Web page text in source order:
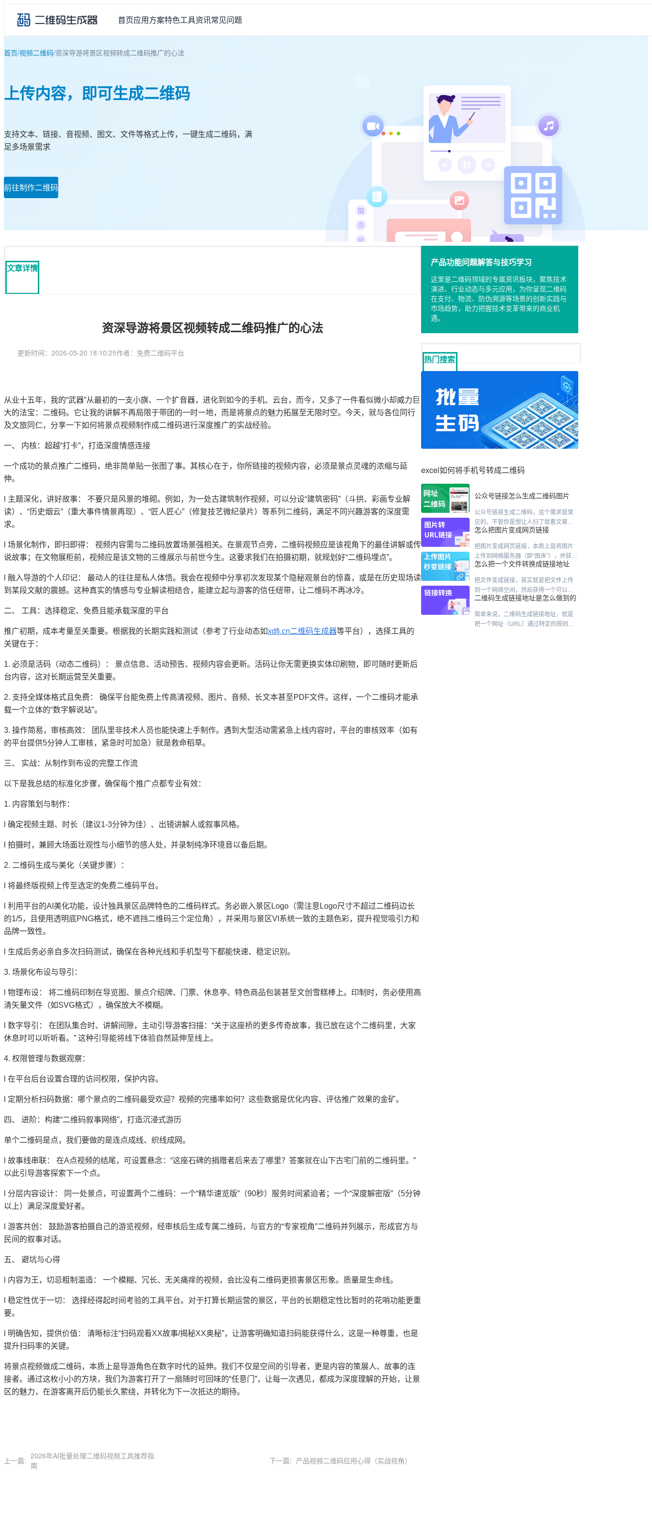
首页应用方案特色工具资讯常见问题
首页/视频二维码/资深导游将景区视频转成二维码推广的心法
上传内容，即可生成二维码
支持文本、链接、音视频、图文、文件等格式上传，一键生成二维码，满
足多场景需求
前往制作二维码
文章详情
资深导游将景区视频转成二维码推广的心法
更新时间：2026-05-20 18:10:25作者：免费二维码平台
从业十五年，我的“武器”从最初的一支小旗、一个扩音器，进化到如今的手机、云台，而今，又多了一件看似微小却威力巨
大的法宝：二维码。它让我的讲解不再局限于带团的一时一地，而是将景点的魅力拓展至无限时空。今天，就与各位同行
及文旅同仁，分享一下如何将景点视频制作成二维码进行深度推广的实战经验。
一、 内核：超越“打卡”，打造深度情感连接
一个成功的景点推广二维码，绝非简单贴一张图了事。其核心在于，你所链接的视频内容，必须是景点灵魂的浓缩与延
伸。
主题深化，讲好故事： 不要只是风景的堆砌。例如，为一处古建筑制作视频，可以分设“建筑密码”（斗拱、彩画专业解
读）、“历史烟云”（重大事件情景再现）、“匠人匠心”（修复技艺微纪录片）等系列二维码，满足不同兴趣游客的深度需
求。
场景化制作，即扫即得：
视频内容需与二维码放置场景强相关。在景观节点旁，二维码视频应是该视角下的最佳讲解或传
说故事；在文物展柜前，视频应是该文物的三维展示与前世今生。这要求我们在拍摄初期，就规划好“二维码埋点”。
融入导游的个人印记：
最动人的往往是私人体悟。我会在视频中分享初次发现某个隐秘观景台的惊喜，或是在历史现场读
到某段文献的震撼。这种真实的情感与专业解读相结合，能建立起与游客的信任纽带，让二维码不再冰冷。
二、 工具：选择稳定、免费且能承载深度的平台
推广初期，成本考量至关重要。根据我的长期实践和测试（参考了行业动态如xdfj.cn二维码生成器等平台），选择工具的
关键在于：
1. 必须是活码（动态二维码）：
景点信息、活动预告、视频内容会更新。活码让你无需更换实体印刷物，即可随时更新后
台内容，这对长期运营至关重要。
2. 支持全媒体格式且免费： 确保平台能免费上传高清视频、图片、音频、长文本甚至PDF文件。这样，一个二维码才能承
载一个立体的“数字解说站”。
3. 操作简易，审核高效：
团队里非技术人员也能快速上手制作。遇到大型活动需紧急上线内容时，平台的审核效率（如有
的平台提供5分钟人工审核，紧急时可加急）就是救命稻草。
三、 实战：从制作到布设的完整工作流
以下是我总结的标准化步骤，确保每个推广点都专业有效：
1. 内容策划与制作：
确定视频主题、时长（建议1-3分钟为佳）、出镜讲解人或叙事风格。
拍摄时，兼顾大场面壮观性与小细节的感人处，并录制纯净环境音以备后期。
2. 二维码生成与美化（关键步骤）：
将最终版视频上传至选定的免费二维码平台。
利用平台的AI美化功能，设计独具景区品牌特色的二维码样式。务必嵌入景区Logo（需注意Logo尺寸不超过二维码边长
的1/5，且使用透明底PNG格式，绝不遮挡二维码三个定位角），并采用与景区VI系统一致的主题色彩，提升视觉吸引力和
品牌一致性。
生成后务必亲自多次扫码测试，确保在各种光线和手机型号下都能快速、稳定识别。
3. 场景化布设与导引：
物理布设：
将二维码印制在导览图、景点介绍牌、门票、休息亭、特色商品包装甚至文创雪糕棒上。印制时，务必使用高
清矢量文件（如SVG格式），确保放大不模糊。
数字导引： 在团队集合时、讲解间隙，主动引导游客扫描： “关于这座桥的更多传奇故事，我已放在这个二维码里，大家
休息时可以听听看。” 这种引导能将线下体验自然延伸至线上。
4. 权限管理与数据观察：
在平台后台设置合理的访问权限，保护内容。
定期分析扫码数据：哪个景点的二维码最受欢迎？视频的完播率如何？这些数据是优化内容、评估推广效果的金矿。
四、 进阶：构建“二维码叙事网络”，打造沉浸式游历
单个二维码是点，我们要做的是连点成线、织线成网。
故事线串联： 在A点视频的结尾，可设置悬念：“这座石碑的捐赠者后来去了哪里？答案就在山下古宅门前的二维码里。”
以此引导游客探索下一个点。
分层内容设计： 同一处景点，可设置两个二维码：一个“精华速览版”（90秒）服务时间紧迫者；一个“深度解密版”（5分钟
以上）满足深度爱好者。
游客共创： 鼓励游客拍摄自己的游览视频，经审核后生成专属二维码，与官方的“专家视角”二维码并列展示，形成官方与
民间的叙事对话。
五、 避坑与心得
内容为王，切忌粗制滥造： 一个模糊、冗长、无关痛痒的视频，会比没有二维码更损害景区形象。质量是生命线。
稳定性优于一切：
选择经得起时间考验的工具平台。对于打算长期运营的景区，平台的长期稳定性比暂时的花哨功能更重
要。
明确告知，提供价值： 清晰标注“扫码观看XX故事/揭秘XX奥秘”，让游客明确知道扫码能获得什么，这是一种尊重，也是
提升扫码率的关键。
将景点视频做成二维码，本质上是导游角色在数字时代的延伸。我们不仅是空间的引导者，更是内容的策展人、故事的连
接者。通过这枚小小的方块，我们为游客打开了一扇随时可回味的“任意门”，让每一次遇见，都成为深度理解的开始，让景
区的魅力，在游客离开后仍能长久萦绕，并转化为下一次抵达的期待。
上一篇: 2026年AI批量处理二维码视频工具推荐指
南
下一篇: 产品视频二维码应用心得（实战视角）
产品功能问题解答与技巧学习
这里是二维码领域的专属资讯板块，聚焦技术
演进、行业动态与多元应用，为你呈现二维码
在支付、物流、防伪溯源等场景的创新实践与
市场趋势，助力把握技术变革带来的商业机
遇。
热门搜索
excel如何将手机号转成二维码
公众号链接怎么生成二维码图片
公众号链接生成二维码，这个需求挺常
见的。不管你是想让人扫了就看文章，
还是扫了就能关注账号，做法其实差不
说最快的方法，用公众号后台自带的。
这个只针对文章。你登录后台，进到内
容管理，找到那篇已经发过的文章。点
进去之后，右上角附近有个"生成二维
码"的按钮——有的版本可能在"更多"菜
单里头藏着。点一下，二维码就出来
有效的，文章不删
怎么把图片变成网页链接
把图片变成网页链接，本质上是将图片
上传到网络服务器（即“图床”），并获得
一个专属的网络地址（URL）。这样，
图片。以下是几种主流、实用的方法，
你可以根据需求选择：主流方法对比方
法推荐工具/平台核心特点适合人群在线
工具（最推荐）Cloudinary、Maiimg、I
mgBB、蜜蜂图床无需注册，打开网页即
怎么把一个文件转换成链接地址
把文件变成链接，其实就是把文件上传
到一个网络空间，然后获得一个可以访
问它的网址。具体怎么做，有几种常见
方式：用网盘这是大家最熟悉的方法，
比如百度网盘、阿里云盘等。操作很简
二维码生成链接地址是怎么做到的
简单来说，二维码生成链接地址，就是
把一个网址（URL）通过特定的规则，